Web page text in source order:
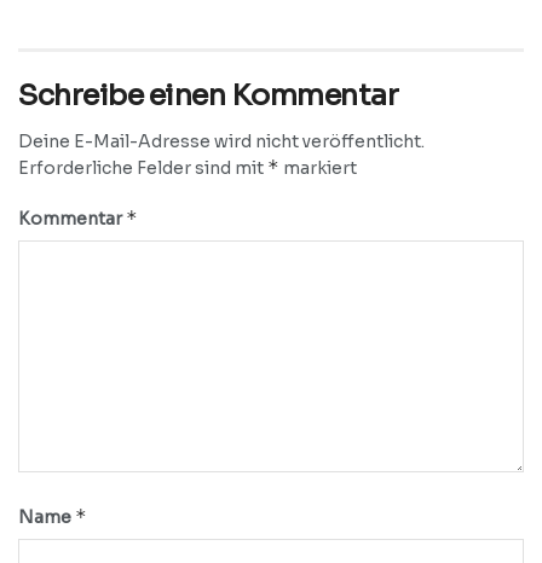
Schreibe einen Kommentar
Deine E-Mail-Adresse wird nicht veröffentlicht.
Erforderliche Felder sind mit * markiert
Kommentar*
Name *